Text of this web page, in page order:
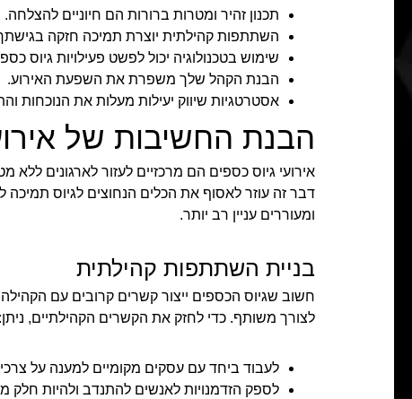
תכנון זהיר ומטרות ברורות הם חיוניים להצלחה.
השתתפות קהילתית יוצרת תמיכה חזקה
שימוש בטכנולוגיה יכול לפשט פעילויות גיוס
הבנת הקהל שלך משפרת את השפעת האירוע.
אסטרטגיות שיווק יעילות מעלות את הנוכחות
הבנת החשיבות של
אירועי גיוס כספים הם מרכזיים לעזור לארגונים
דבר זה עוזר לאסוף את הכלים הנחוצים לגיוס תמיכה
ומעוררים עניין רב יותר.
בניית השתתפות קהילתית
חשוב שגיוס הכספים ייצור קשרים קרובים עם
לצורך משותף. כדי לחזק את הקשרים הקהילתיים, ניתן:
לעבוד ביחד עם עסקים מקומיים למענה על
לספק הזדמנויות לאנשים להתנדב ולהיות חלק